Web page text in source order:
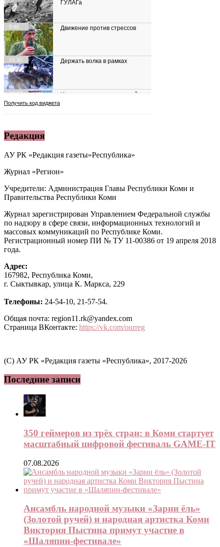
Редакция
АУ РК «Редакция газеты»Республика»
Журнал «Регион»
Учредители: Администрация Главы Республики Коми и
Правительства Республики Коми
Журнал зарегистрирован Управлением Федеральной службы
по надзору в сфере связи, информационных технологий и
массовых коммуникаций по Республике Коми.
Регистрационный номер ПИ № ТУ 11-00386 от 19 апреля 2018
года.
Адрес:
167982, Республика Коми,
г. Сыктывкар, улица К. Маркса, 229
Телефоны: 24-54-10, 21-57-54.
Общая почта: region11.rk@yandex.com
Страница ВКонтакте: https://vk.com/ourreg
(C) АУ РК «Редакция газеты «Республика», 2017-2026
Последние записи
350 геймеров из трёх стран: в Коми стартует
масштабный цифровой фестиваль GAME-IT
07.08.2026
Ансамбль народной музыки «Зарни ёль»
(Золотой ручей) и народная артистка Коми
Виктория Пыстина примут участие в
«Шаляпин-фестивале»